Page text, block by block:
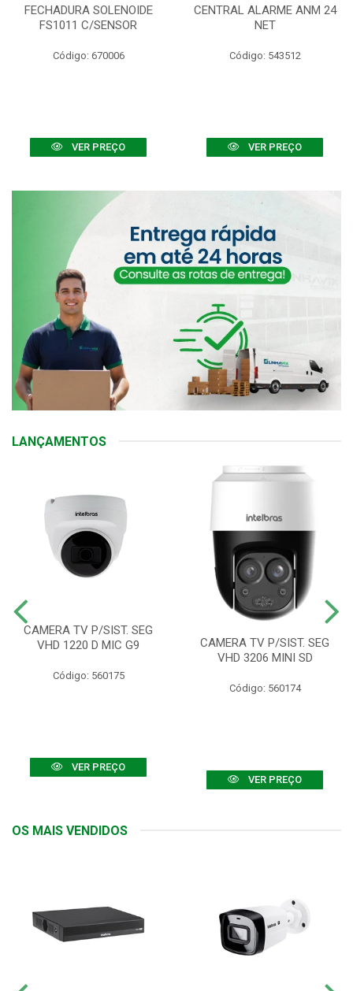
FECHADURA SOLENOIDE
FS1011 C/SENSOR
Código: 670006
VER PREÇO
CENTRAL ALARME ANM 24
NET
Código: 543512
VER PREÇO
LANÇAMENTOS
CAMERA TV P/SIST. SEG
VHD 1220 D MIC G9
Código: 560175
VER PREÇO
CAMERA TV P/SIST. SEG
VHD 3206 MINI SD
Código: 560174
VER PREÇO
OS MAIS VENDIDOS